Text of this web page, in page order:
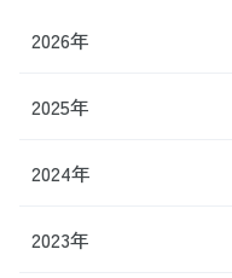
2026年
2025年
2024年
2023年